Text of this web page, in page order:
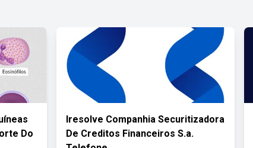
Do
Iresolve Companhia Securitizadora
De Creditos Financeiros S.a.